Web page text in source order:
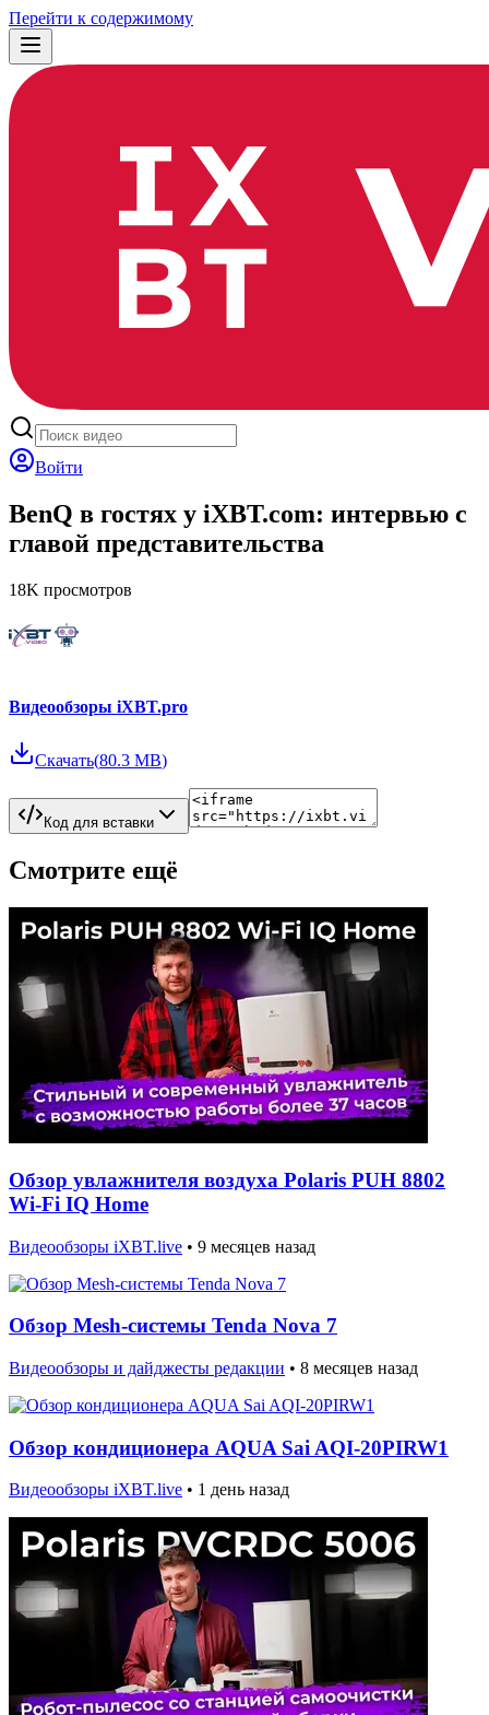
Перейти к содержимому
Войти
BenQ в гостях у iXBT.com: интервью с
главой представительства
18K просмотров
Видеообзоры iXBT.pro
Скачать(80.3 MB)
Код для вставки
Смотрите ещё
Обзор увлажнителя воздуха Polaris PUH 8802
Wi-Fi IQ Home
Видеообзоры iXBT.live • 9 месяцев назад
Обзор Mesh-системы Tenda Nova 7
Видеообзоры и дайджесты редакции • 8 месяцев назад
Обзор кондиционера AQUA Sai AQI-20PIRW1
Видеообзоры iXBT.live • 1 день назад